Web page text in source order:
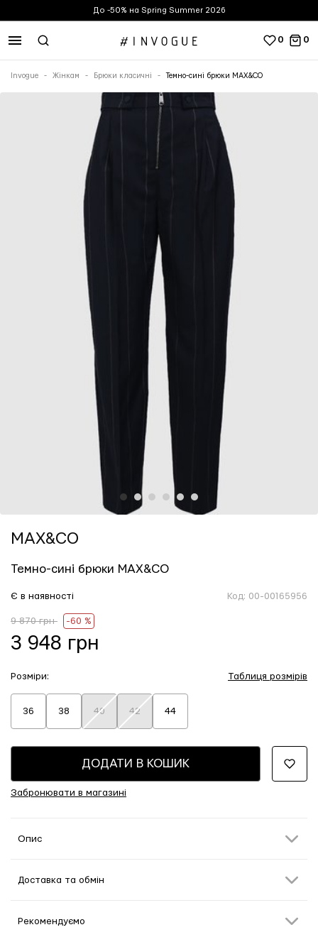
До -50% на Spring Summer 2026
0 0
Invogue Жінкам Брюки класичні Темно-сині брюки MAX&CO
2 5
MAX&CO
Темно-сині брюки MAX&CO
Є в наявності Код: 00-00165956
9 870 грн -60 %
3 948 грн
Розміри:
36 38 40 42 44
Таблиця розмірів
ДОДАТИ В КОШИК
Забронювати в магазині
Опис
Доставка та обмін
Рекомендуємо